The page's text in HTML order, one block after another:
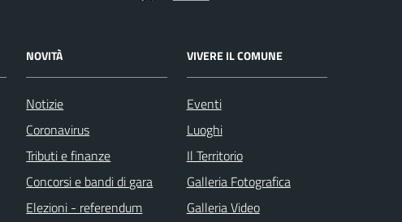
NOVITÀ
Notizie
Coronavirus
Tributi e finanze
Concorsi e bandi di gara
Elezioni - referendum
VIVERE IL COMUNE
Eventi
Luoghi
Il Territorio
Galleria Fotografica
Galleria Video